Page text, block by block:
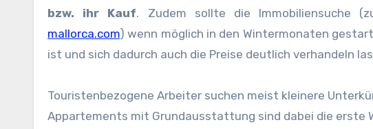
bzw. ihr Kauf. Zudem sollte die Immobiliensuche
mallorca.com) wenn möglich in den Wintermonaten
ist und sich dadurch auch die Preise deutlich verhandeln
Touristenbezogene Arbeiter suchen meist kleinere
Appartements mit Grundausstattung sind dabei die erste